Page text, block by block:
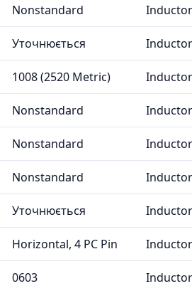
Nonstandard
Уточнюється
1008 (2520 Metric)
Nonstandard
Nonstandard
Nonstandard
Уточнюється
Horizontal, 4 PC Pin
0603